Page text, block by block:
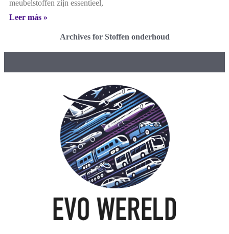
meubelstoffen zijn essentieel,
Leer más »
Archives for Stoffen onderhoud